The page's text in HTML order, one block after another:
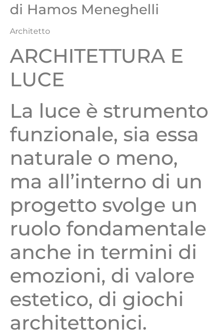
di Hamos Meneghelli
Architetto
ARCHITETTURA E
LUCE
La luce è strumento
funzionale, sia essa
naturale o meno,
ma all’interno di un
progetto svolge un
ruolo fondamentale
anche in termini di
emozioni, di valore
estetico, di giochi
architettonici.